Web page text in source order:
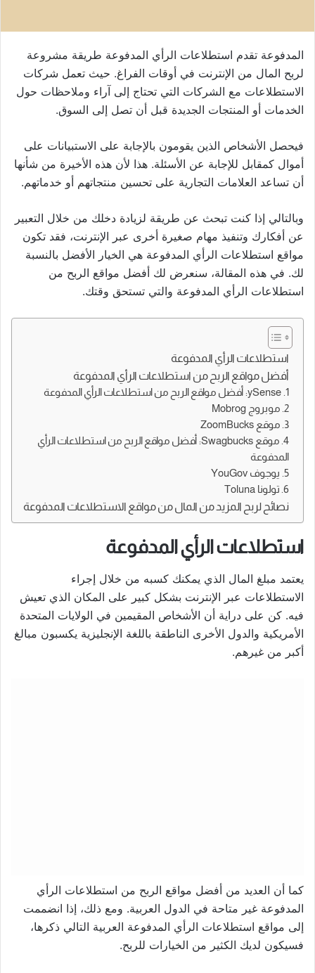
المدفوعة تقدم استطلاعات الرأي المدفوعة طريقة مشروعة
لربح المال من الإنترنت في أوقات الفراغ. حيث تعمل شركات
الاستطلاعات مع الشركات التي تحتاج إلى آراء وملاحظات حول
الخدمات أو المنتجات الجديدة قبل أن تصل إلى السوق.
فيحصل الأشخاص الذين يقومون بالإجابة على الاستبيانات على
أموال كمقابل للإجابة عن الأسئلة. هذا لأن هذه الأخيرة من شأنها
أن تساعد العلامات التجارية على تحسين منتجاتهم أو خدماتهم.
وبالتالي إذا كنت تبحث عن طريقة لزيادة دخلك من خلال التعبير
عن أفكارك وتنفيذ مهام صغيرة أخرى عبر الإنترنت، فقد تكون
مواقع استطلاعات الرأي المدفوعة هي الخيار الأفضل بالنسبة
لك. في هذه المقالة، سنعرض لك أفضل مواقع الربح من
استطلاعات الرأي المدفوعة والتي تستحق وقتك.
استطلاعات الرأي المدفوعة
أفضل مواقع الربح من استطلاعات الرأي المدفوعة
1. ySense: أفضل مواقع الربح من استطلاعات الرأي المدفوعة
2. موبروج Mobrog
3. موقع ZoomBucks
4. موقع Swagbucks: أفضل مواقع الربح من استطلاعات الرأي
المدفوعة
5. يوجوف YouGov
6. تولونا Toluna
نصائح لربح المزيد من المال من مواقع الاستطلاعات المدفوعة
استطلاعات الرأي المدفوعة
يعتمد مبلغ المال الذي يمكنك كسبه من خلال إجراء
الاستطلاعات عبر الإنترنت بشكل كبير على المكان الذي تعيش
فيه. كن على دراية أن الأشخاص المقيمين في الولايات المتحدة
الأمريكية والدول الأخرى الناطقة باللغة الإنجليزية يكسبون مبالغ
أكبر من غيرهم.
كما أن العديد من أفضل مواقع الربح من استطلاعات الرأي
المدفوعة غير متاحة في الدول العربية. ومع ذلك، إذا انضممت
إلى مواقع استطلاعات الرأي المدفوعة العربية التالي ذكرها،
فسيكون لديك الكثير من الخيارات للربح.